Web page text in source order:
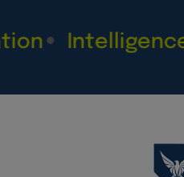
Intelligence